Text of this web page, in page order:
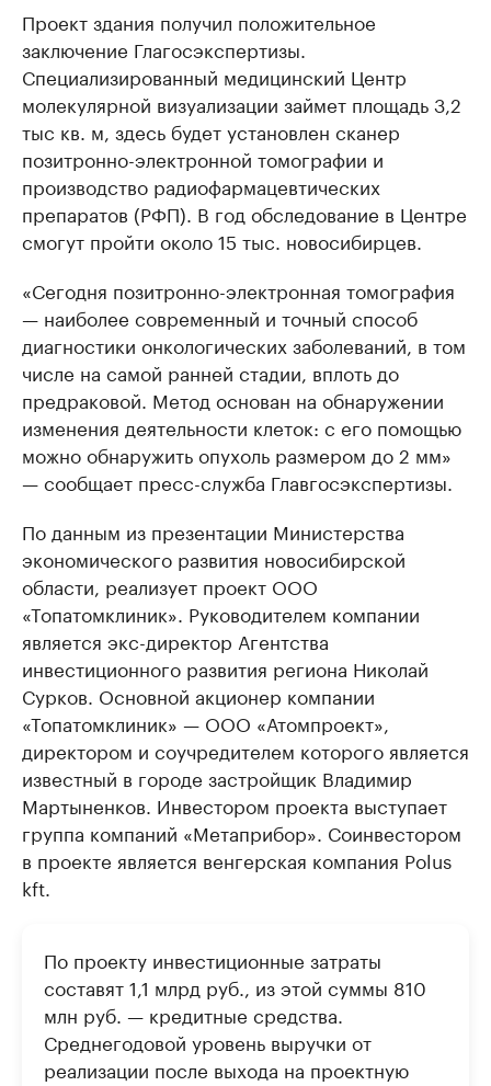
Проект здания получил положительное
заключение Глагосэкспертизы.
Специализированный медицинский Центр
молекулярной визуализации займет площадь 3,2
тыс кв. м, здесь будет установлен сканер
позитронно-электронной томографии и
производство радиофармацевтических
препаратов (РФП). В год обследование в Центре
смогут пройти около 15 тыс. новосибирцев.
«Сегодня позитронно-электронная томография
— наиболее современный и точный способ
диагностики онкологических заболеваний, в том
числе на самой ранней стадии, вплоть до
предраковой. Метод основан на обнаружении
изменения деятельности клеток: с его помощью
можно обнаружить опухоль размером до 2 мм»
— сообщает пресс-служба Главгосэкспертизы.
По данным из презентации Министерства
экономического развития новосибирской
области, реализует проект ООО
«Топатомклиник». Руководителем компании
является экс-директор Агентства
инвестиционного развития региона Николай
Сурков. Основной акционер компании
«Топатомклиник» — ООО «Атомпроект»,
директором и соучредителем которого является
известный в городе застройщик Владимир
Мартыненков. Инвестором проекта выступает
группа компаний «Метаприбор». Соинвестором
в проекте является венгерская компания Polus
kft.
По проекту инвестиционные затраты
составят 1,1 млрд руб., из этой суммы 810
млн руб. — кредитные средства.
Среднегодовой уровень выручки от
реализации после выхода на проектную